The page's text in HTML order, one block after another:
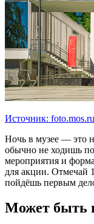
Источник: foto.mos.ru
Ночь в музее — это
обычно не ходишь по
мероприятия и
для акции. Отмечай
пойдёшь первым
Может быть